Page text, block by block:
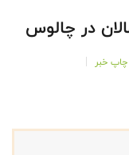
در چالوس
چاپ خبر